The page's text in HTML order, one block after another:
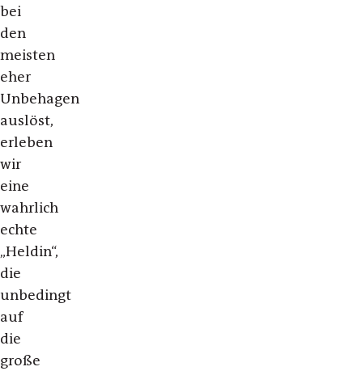
bei
den
meisten
eher
Unbehagen
auslöst,
erleben
wir
eine
wahrlich
echte
„Heldin“,
die
unbedingt
auf
die
große